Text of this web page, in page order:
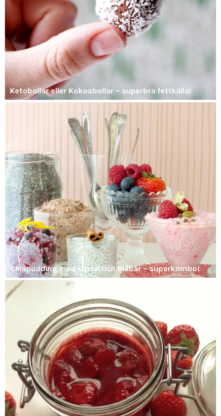
Ketobollar eller Kokosbollar – superbra fettkälla!
Chiapudding med citron och blåbär – superkombo!